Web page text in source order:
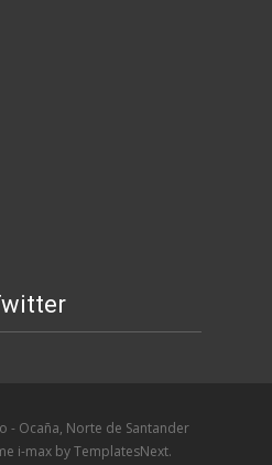
- Ocaña, Norte de Santander
i-max by TemplatesNext.